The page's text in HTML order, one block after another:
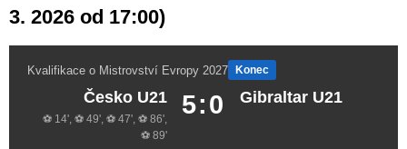
3. 2026 od 17:00)
Kvalifikace o Mistrovství Evropy 2027 Konec
Česko U21
⚽ 14', ⚽ 49', ⚽ 47', ⚽ 86',
⚽ 89'
5:0 Gibraltar U21